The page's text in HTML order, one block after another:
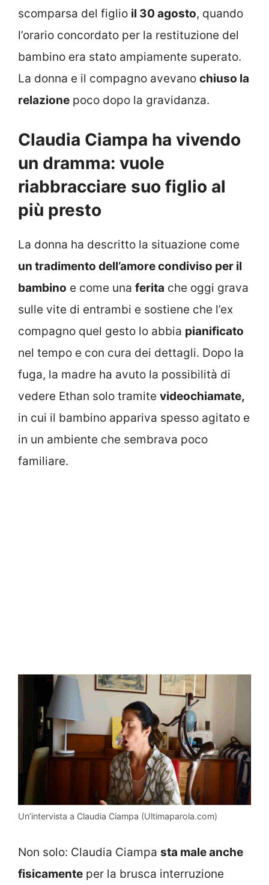
scomparsa del figlio il 30 agosto, quando
l’orario concordato per la restituzione del
bambino era stato ampiamente superato.
La donna e il compagno avevano chiuso la
relazione poco dopo la gravidanza.
Claudia Ciampa ha vivendo
un dramma: vuole
riabbracciare suo figlio al
più presto
La donna ha descritto la situazione come
un tradimento dell’amore condiviso per il
bambino e come una ferita che oggi grava
sulle vite di entrambi e sostiene che l’ex
compagno quel gesto lo abbia pianificato
nel tempo e con cura dei dettagli. Dopo la
fuga, la madre ha avuto la possibilità di
vedere Ethan solo tramite videochiamate,
in cui il bambino appariva spesso agitato e
in un ambiente che sembrava poco
familiare.
Un’intervista a Claudia Ciampa (Ultimaparola.com)
Non solo: Claudia Ciampa sta male anche
fisicamente per la brusca interruzione